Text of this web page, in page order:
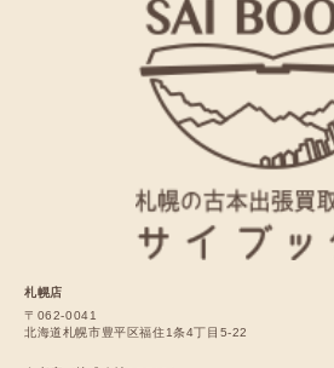
札幌店
〒062-0041
北海道札幌市豊平区福住1条4丁目5-22